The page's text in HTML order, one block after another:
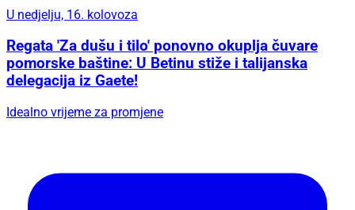
U nedjelju, 16. kolovoza
Regata 'Za dušu i tilo' ponovno okuplja čuvare
pomorske baštine: U Betinu stiže i talijanska
delegacija iz Gaete!
Idealno vrijeme za promjene